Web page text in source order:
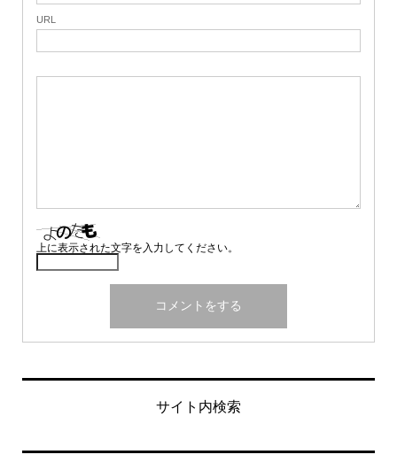
URL
上に表示された文字を入力してください。
サイト内検索